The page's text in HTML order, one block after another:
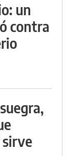
un
contra
sirve